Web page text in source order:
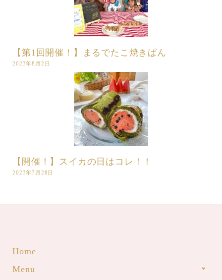
【第1回開催！】まるでたこ焼きぱん
2023年8月2日
【開催！】スイカの日はコレ！！
2023年7月28日
Home
Menu